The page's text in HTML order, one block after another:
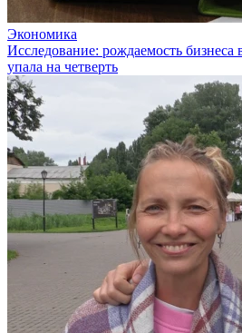
Экономика
Исследование: рождаемость бизнеса
упала на четверть